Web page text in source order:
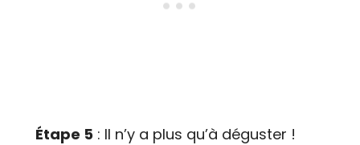
Étape 5 : Il n’y a plus qu’à déguster !